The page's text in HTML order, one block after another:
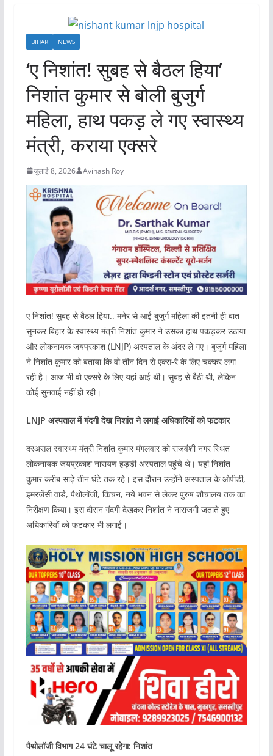
BIHAR NEWS
‘ए निशांत! सुबह से बैठल हिया’
निशांत कुमार से बोली बुजुर्ग
महिला, हाथ पकड़ ले गए स्वास्थ्य
मंत्री, कराया एक्सरे
जुलाई 8, 2026 Avinash Roy
ए निशांत! सुबह से बैठल हिया.. मनेर से आई बुजुर्ग महिला की इतनी ही बात
सुनकर बिहार के स्वास्थ्य मंत्री निशांत कुमार ने उसका हाथ पकड़कर उठाया
और लोकनायक जयप्रकाश (LNJP) अस्पताल के अंदर ले गए। बुजुर्ग महिला
ने निशांत कुमार को बताया कि वो तीन दिन से एक्स-रे के लिए चक्कर लगा
रही है। आज भी वो एक्सरे के लिए यहां आई थी। सुबह से बैठी थी, लेकिन
कोई सुनवाई नहीं हो रही।
LNJP अस्पताल में गंदगी देख निशांत ने लगाई अधिकारियों को फटकार
दरअसल स्वास्थ्य मंत्री निशांत कुमार मंगलवार को राजवंशी नगर स्थित
लोकनायक जयप्रकाश नारायण हड्डी अस्पताल पहुंचे थे। यहां निशांत
कुमार करीब साढ़े तीन घंटे तक रहे। इस दौरान उन्होंने अस्पताल के ओपीडी,
इमरजेंसी वार्ड, पैथोलॉजी, किचन, नये भवन से लेकर पुरुष शौचालय तक का
निरीक्षण किया। इस दौरान गंदगी देखकर निशांत ने नाराजगी जताते हुए
अधिकारियों को फटकार भी लगाई।
पैथोलॉजी विभाग 24 घंटे चालू रहेगा: निशांत